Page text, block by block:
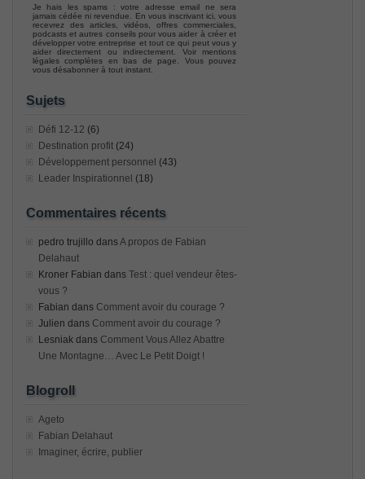
Je hais les spams : votre adresse email ne sera
jamais cédée ni revendue. En vous inscrivant ici, vous
recevrez des articles, vidéos, offres commerciales,
podcasts et autres conseils pour vous aider à créer et
développer votre entreprise et tout ce qui peut vous y
aider directement ou indirectement. Voir mentions
légales complètes en bas de page. Vous pouvez
vous désabonner à tout instant.
Sujets
Défi 12-12 (6)
Destination profit (24)
Développement personnel (43)
Leader Inspirationnel (18)
Commentaires récents
pedro trujillo dansA propos de Fabian
Delahaut
Kroner Fabian dans Test : quel vendeur êtes-
vous ?
Fabian dans Comment avoir du courage ?
Julien dans Comment avoir du courage ?
Lesniak dans Comment Vous Allez Abattre
Une Montagne… Avec Le Petit Doigt !
Blogroll
Ageto
Fabian Delahaut
Imaginer, écrire, publier